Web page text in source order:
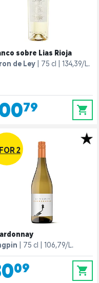
sobre Lias Rioja
de Ley
75 cl 134,39/L.
0
2
75 cl 106,79/L.
0